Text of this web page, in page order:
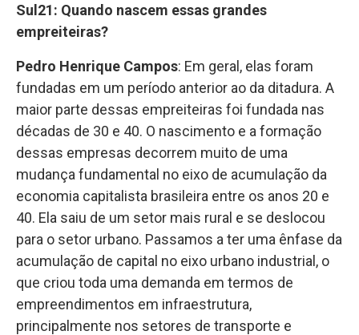
Sul21: Quando nascem essas grandes
empreiteiras?
Pedro Henrique Campos: Em geral, elas foram
fundadas em um período anterior ao da ditadura. A
maior parte dessas empreiteiras foi fundada nas
décadas de 30 e 40. O nascimento e a formação
dessas empresas decorrem muito de uma
mudança fundamental no eixo de acumulação da
economia capitalista brasileira entre os anos 20 e
40. Ela saiu de um setor mais rural e se deslocou
para o setor urbano. Passamos a ter uma ênfase da
acumulação de capital no eixo urbano industrial, o
que criou toda uma demanda em termos de
empreendimentos em infraestrutura,
principalmente nos setores de transporte e